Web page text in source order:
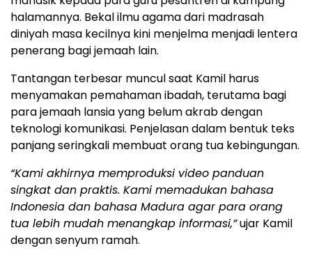
halamannya. Bekal ilmu agama dari madrasah
diniyah masa kecilnya kini menjelma menjadi lentera
penerang bagi jemaah lain.
Tantangan terbesar muncul saat Kamil harus
menyamakan pemahaman ibadah, terutama bagi
para jemaah lansia yang belum akrab dengan
teknologi komunikasi. Penjelasan dalam bentuk teks
panjang seringkali membuat orang tua kebingungan.
“Kami akhirnya memproduksi video panduan
singkat dan praktis. Kami memadukan bahasa
Indonesia dan bahasa Madura agar para orang
tua lebih mudah menangkap informasi,”ujar Kamil
dengan senyum ramah.